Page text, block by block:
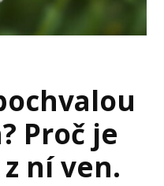
Proč je
ní ven.